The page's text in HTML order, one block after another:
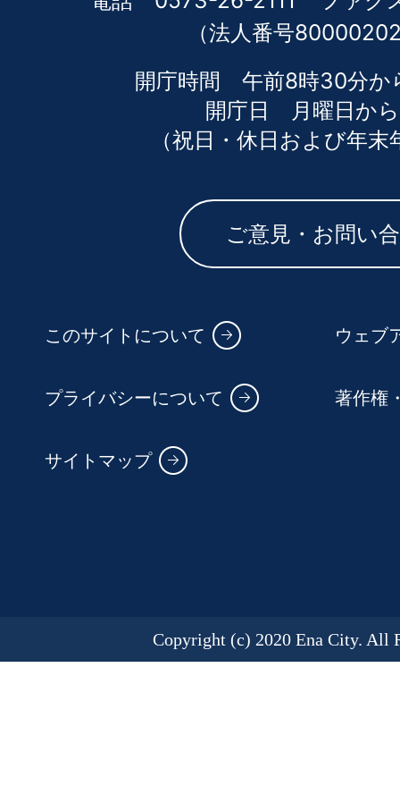
（法人番号
開庁時間 午前8時30分か
開庁日 月曜日か
（祝日・休日および年
ご意見・お問い
このサイトについて ウェブ
プライバシーについて 著作権
サイトマップ
Copyright (c) 2020 Ena City. All